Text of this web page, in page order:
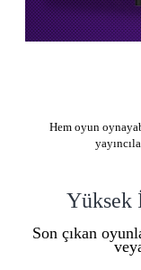
Hem oyun
Yüksek
Son çıkan